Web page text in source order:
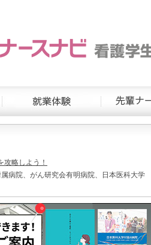
略しよう！
病院、がん研究会有明病院、日本医科大学